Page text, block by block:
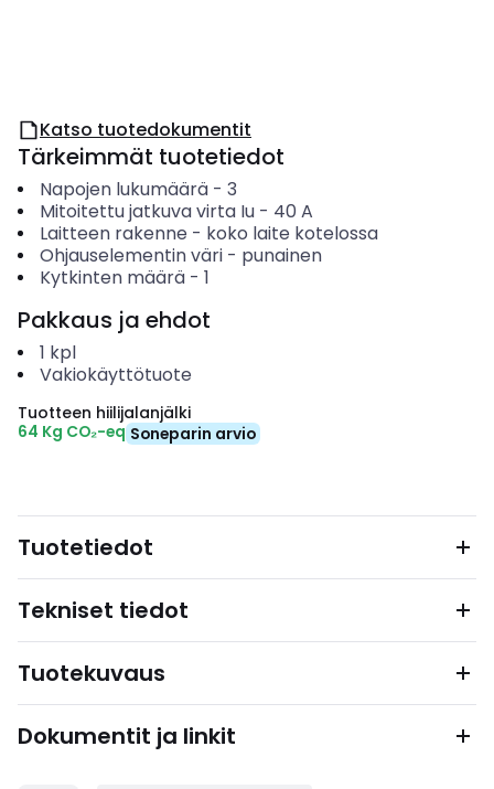
Katso tuotedokumentit
Tärkeimmät tuotetiedot
Napojen lukumäärä- 3
Mitoitettu jatkuva virta Iu- 40 A
Laitteen rakenne - koko laite kotelossa
Ohjauselementin väri- punainen
Kytkinten määrä- 1
Pakkaus ja ehdot
1 kpl
Vakiokäyttötuote
Tuotteen hiilijalanjälki
64 Kg CO₂-eq Soneparin arvio
Tuotetiedot
Tekniset tiedot
Tuotekuvaus
Dokumentit ja linkit